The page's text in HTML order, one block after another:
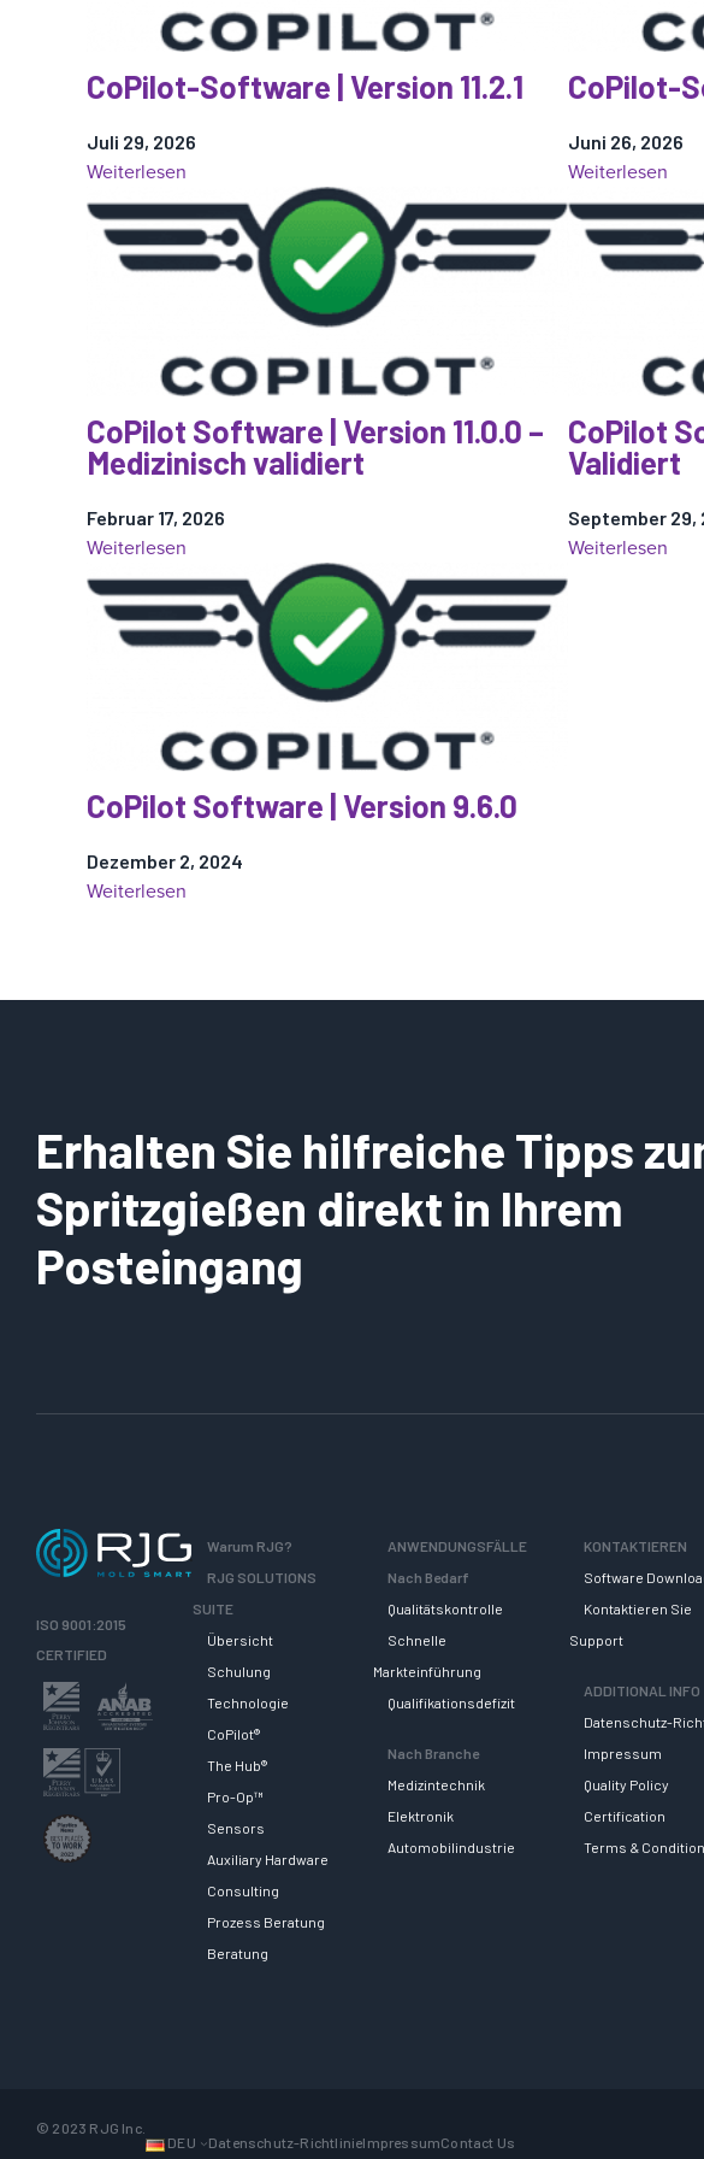
CoPilot-Software | Version 11.2.1
Juli 29, 2026
Weiterlesen
CoPilot-
Software
|
CoPilot-
Juni 26, 2026
Weiterlesen
|
CoPilot Software | Version 11.0.0 –
Medizinisch validiert
Februar 17, 2026
Weiterlesen
CoPilot
Software
|
–
Medizinisch
CoPilot
Validiert
September 29,
Weiterlesen
CoPilot Software | Version 9.6.0
Dezember 2, 2024
Weiterlesen
Erhalten Sie hilfreiche Tipps
Spritzgießen direkt in Ihrem
Posteingang
ISO 9001:2015
CERTIFIED
Warum RJG?
RJG SOLUTIONS
SUITE
Übersicht
Schulung
Technologie
CoPilot®
The Hub®
Pro-Op™
Sensors
Auxiliary Hardware
Consulting
Prozess Beratung
Beratung
ANWENDUNGSFÄLLE
Nach Bedarf
Qualitätskontrolle
Schnelle
Markteinführung
Qualifikationsdefizit
Nach Branche
Medizintechnik
Elektronik
Automobilindustrie
KONTAKTIEREN
Software
Kontaktieren Sie
Support
ADDITIONAL INFO
Datenschutz-
Impressum
Quality Policy
Certification
Terms &
© 2023 RJG Inc.
DEU
Datenschutz-RichtlinieImpressumContact Us